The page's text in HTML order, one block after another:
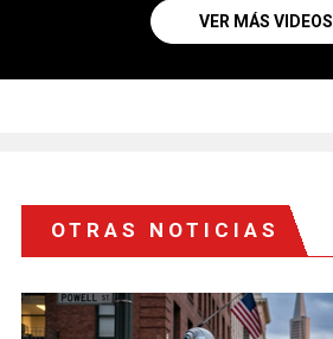
VER MÁS VIDEOS
OTRAS NOTICIAS